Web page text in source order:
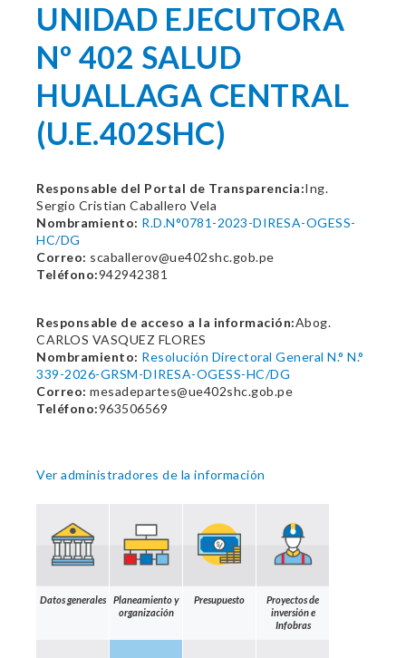
UNIDAD EJECUTORA
Nº 402 SALUD
HUALLAGA CENTRAL
(U.E.402SHC)
Responsable del Portal de Transparencia:Ing.
Sergio Cristian Caballero Vela
Nombramiento: R.D.N°0781-2023-DIRESA-OGESS-
HC/DG
Correo: scaballerov@ue402shc.gob.pe
Teléfono:942942381
Responsable de acceso a la información:Abog.
CARLOS VASQUEZ FLORES
Nombramiento: Resolución Directoral General N.° N.°
339-2026-GRSM-DIRESA-OGESS-HC/DG
Correo: mesadepartes@ue402shc.gob.pe
Teléfono:963506569
Ver administradores de la información
Datos generales
Planeamiento y
organización
Presupuesto
Proyectos de
inversión e
Infobras